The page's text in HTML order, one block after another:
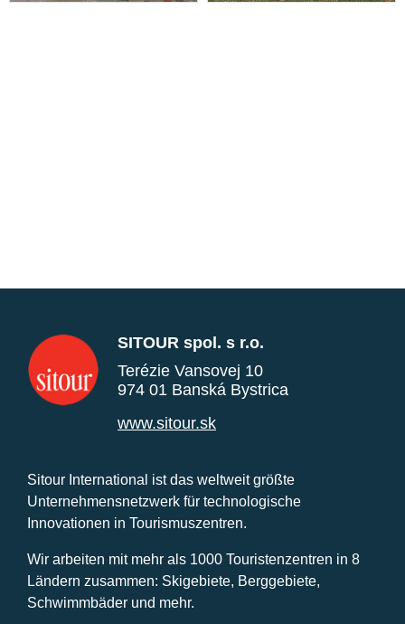
SITOUR spol. s r.o.
Terézie Vansovej 10
974 01 Banská Bystrica
www.sitour.sk
Sitour International ist das weltweit größte
Unternehmensnetzwerk für technologische
Innovationen in Tourismuszentren.
Wir arbeiten mit mehr als 1000 Touristenzentren in 8
Ländern zusammen: Skigebiete, Berggebiete,
Schwimmbäder und mehr.